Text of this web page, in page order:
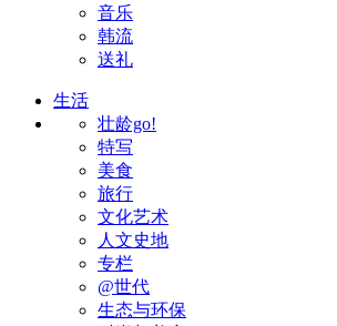
音乐
韩流
送礼
生活
壮龄go!
特写
美食
旅行
文化艺术
人文史地
专栏
@世代
生态与环保